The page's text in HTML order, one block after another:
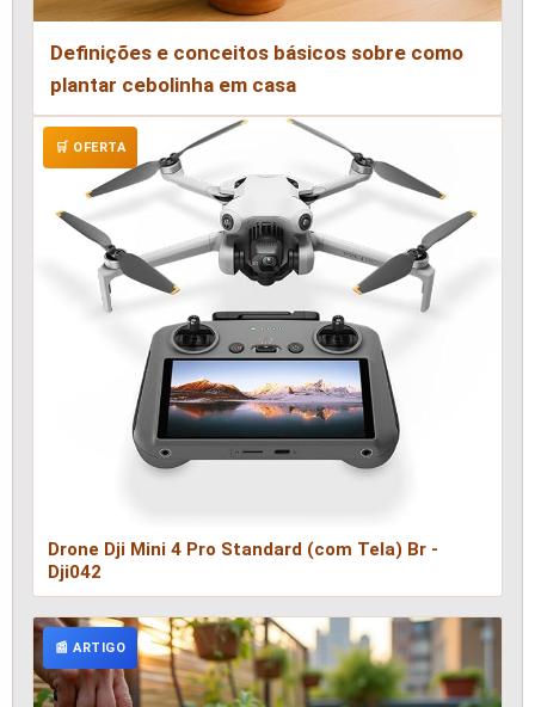
Definições e conceitos básicos sobre como
plantar cebolinha em casa
🛒 OFERTA
Drone Dji Mini 4 Pro Standard (com Tela) Br -
Dji042
📰 ARTIGO